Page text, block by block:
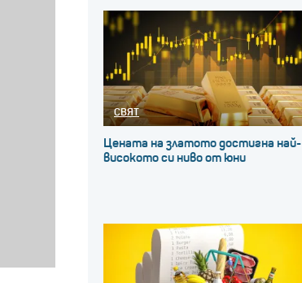
СВЯТ
Цената на златото достигна най-
високото си ниво от юни